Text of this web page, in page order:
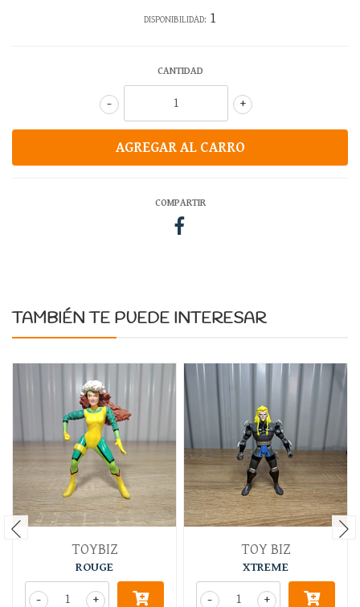
DISPONIBILIDAD: 1
CANTIDAD
+
-
COMPARTIR
TAMBIÉN TE PUEDE INTERESAR
TOYBIZ
ROUGE
+
-
TOY BIZ
XTREME
+
-